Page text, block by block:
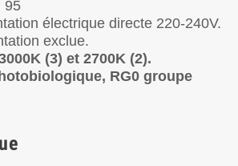
95
électrique directe 220-240V.
exclue.
(3) et 2700K (2).
RG0 groupe